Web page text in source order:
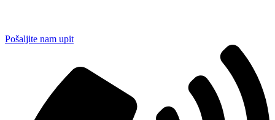
Pošaljite nam upit